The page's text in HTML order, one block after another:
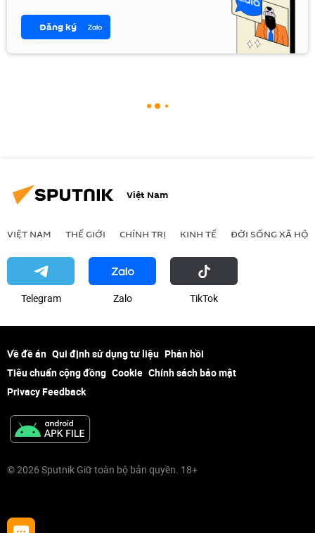
Đăng ký
Việt Nam
VIỆT NAM THẾ GIỚI CHÍNH TRỊ KINH TẾ ĐỜI SỐNG XÃ HỘI
Telegram Zalo ТikТоk
Về đề án Qui định sử dụng tư liệu Phản hồi
Tiêu chuẩn cộng đồng Cookie Chính sách bảo mật
Privacy Feedback
© 2026 Sputnik Giữ toàn bộ bản quyền. 18+